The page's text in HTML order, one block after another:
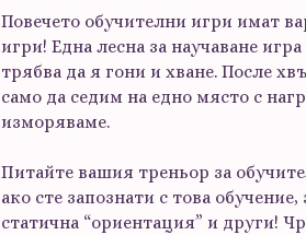
Повечето обучителни игри имат
игри! Една лесна за научаване
трябва да я гони и хване. После
само да седим на едно място с
изморяваме.
Питайте вашия треньор за
ако сте запознати с това
статична “ориентация” и други!